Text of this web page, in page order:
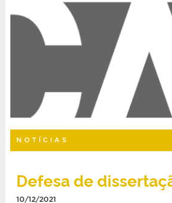
NOTÍCIAS
Defesa de
10/12/2021